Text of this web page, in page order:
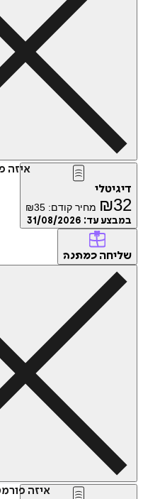
איזה
דיגיטלי
₪32 מחיר קודם: ₪35
במבצע עד: 31/08/2026
שליחה כמתנה
איזה